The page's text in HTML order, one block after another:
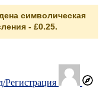
символическая
- £0.25.
Регистрация